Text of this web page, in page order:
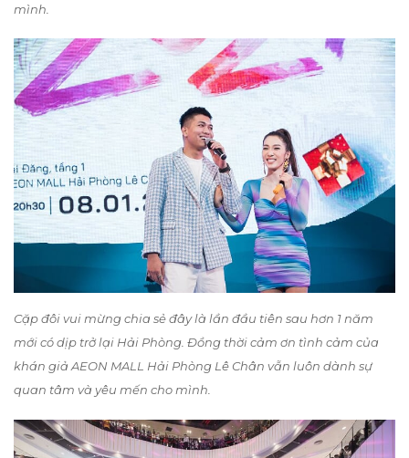
mình.
Cặp đôi vui mừng chia sẻ đây là lần đầu tiên sau hơn 1 năm
mới có dịp trở lại Hải Phòng. Đồng thời cảm ơn tình cảm của
khán giả AEON MALL Hải Phòng Lê Chân vẫn luôn dành sự
quan tâm và yêu mến cho mình.